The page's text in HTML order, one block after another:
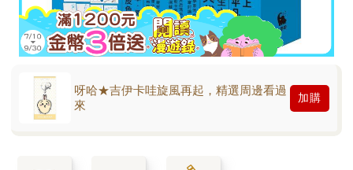
呀哈★吉伊卡哇旋風再起，精選周邊看過
來
加購